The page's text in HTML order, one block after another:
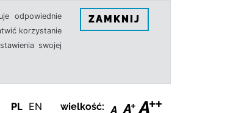
odpowiednie
korzystanie
swojej
ZAMKNIJ
PL EN wielkość: